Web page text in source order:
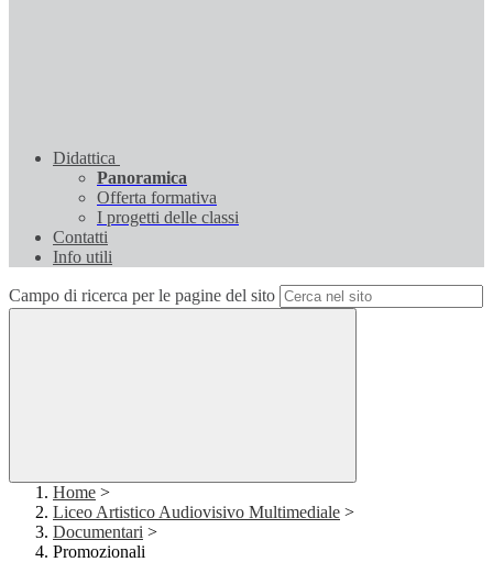
Didattica
Panoramica
Offerta formativa
I progetti delle classi
Contatti
Info utili
Campo di ricerca per le pagine del sito
Home >
Liceo Artistico Audiovisivo Multimediale >
Documentari >
Promozionali